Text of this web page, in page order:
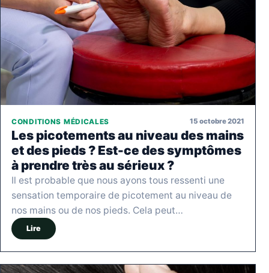
CONDITIONS MÉDICALES 15 octobre 2021
Les picotements au niveau des mains
et des pieds ? Est-ce des symptômes
à prendre très au sérieux ?
Il est probable que nous ayons tous ressenti une
sensation temporaire de picotement au niveau de
nos mains ou de nos pieds. Cela peut…
Lire